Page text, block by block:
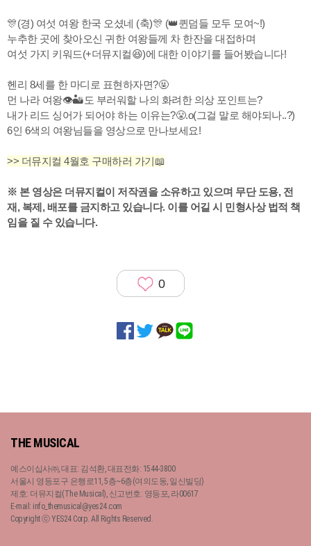
🎊(경) 여섯 여왕 한국 오셨네 (축)🎊 (👑퀸덤들 모두 모여~!)
누추한 곳에 찾아오신 귀한 여왕들께 차 한잔을 대접하며
여섯 가지 키워드(+더뮤지컬😆)에 대한 이야기를 들어봤습니다!
헨리 8세를 한 마디로 표현하자면?🤬
먼 나라 여왕👁🏜️도 부러워할 나의 화려한 의상 포인트는?
내가 리드 싱어가 되어야 하는 이유는?😤.o(그걸 말로 해야되나..?)
6인 6색의 여왕님들을 영상으로 만나보세요!
>> 더뮤지컬 4월호 구매하러 가기📖
※ 본 영상은 더뮤지컬이 저작권을 소유하고 있으며 무단 도용, 전
재, 복제, 배포를 금지하고 있습니다. 이를 어길 시 민형사상 법적 책
임을 질 수 있습니다.
0
THE MUSICAL
예스이십사㈜, 대표: 김석환, 대표전화: 1544-3800
서울시 영등포구 은행로11, 5층~6층(여의도동, 일신빌딩)
제호: 더뮤지컬(The Musical), 신고번호: 영등포, 라00617
E-mail: info_themusical@yes24.com
Copyright ⓒ YES24 Corp. All Rights Reserved.